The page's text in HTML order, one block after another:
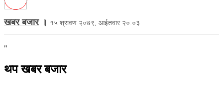
खबर बजार। १५ श्रावण २०७९, आईतवार २०:०३
"
थप खबर बजार